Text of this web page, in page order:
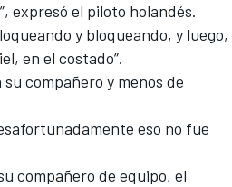
expresó el piloto holandés.
y bloqueando, y luego,
en el costado”.
compañero y menos de
eso no fue
compañero de equipo, el